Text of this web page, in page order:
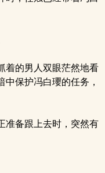
着的男人双眼茫然地看
保护冯白瓔的任务，
准备跟上去时，突然有